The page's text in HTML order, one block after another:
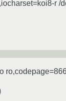
r /